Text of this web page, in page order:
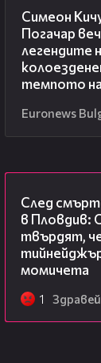
Симеон
Погачар
легендите
темпото
Euronews
След
в Пловдив:
твърдят,
момичета
1